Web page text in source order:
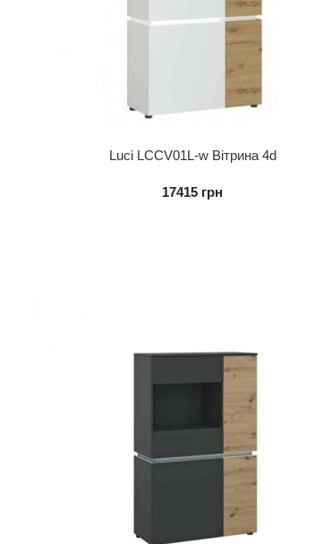
Luci LCCV01L-w Вітрина 4d
17415 грн